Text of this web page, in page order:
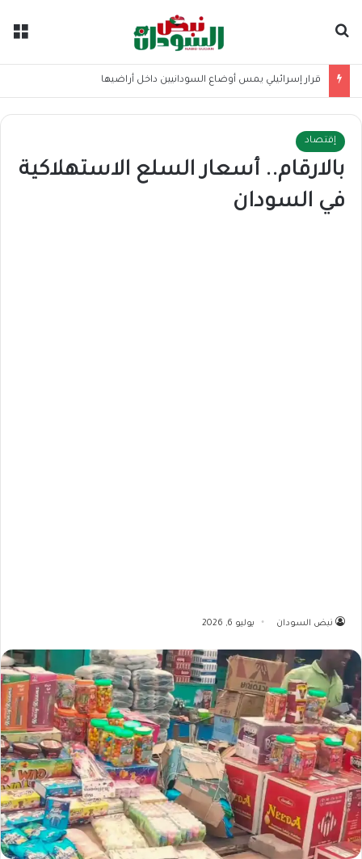
قرار إسرائيلي يمس أوضاع السودانيين داخل أراضيها
إقتصاد
بالارقام.. أسعار السلع الاستهلاكية
في السودان
نبض السودان يوليو 6, 2026